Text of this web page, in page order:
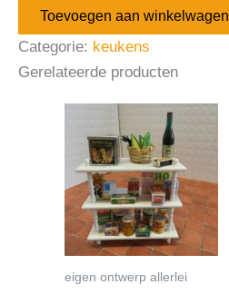
Toevoegen aan winkelwagen
Categorie: keukens
Gerelateerde producten
eigen ontwerp allerlei